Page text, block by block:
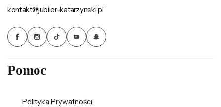
kontakt@jubiler-katarzynski.pl
Pomoc
Polityka Prywatności